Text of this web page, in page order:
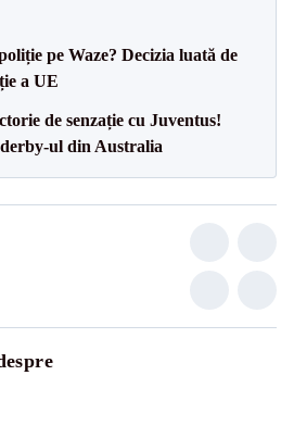
pe Waze? Decizia luată de
a UE
de senzație cu Juventus!
ul din Australia